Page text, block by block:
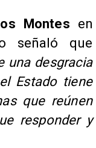
Montes en
señaló que
una desgracia
Estado tiene
que reúnen
responder y